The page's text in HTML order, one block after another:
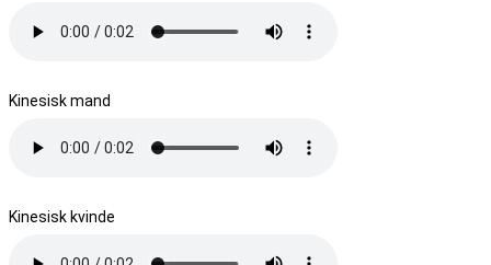
Kinesisk mand
Kinesisk kvinde